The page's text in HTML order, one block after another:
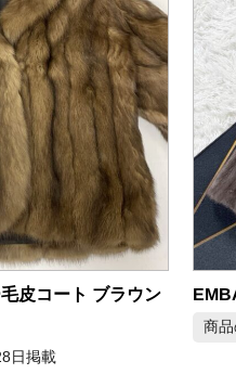
皮コート ブラウン
日掲載
商